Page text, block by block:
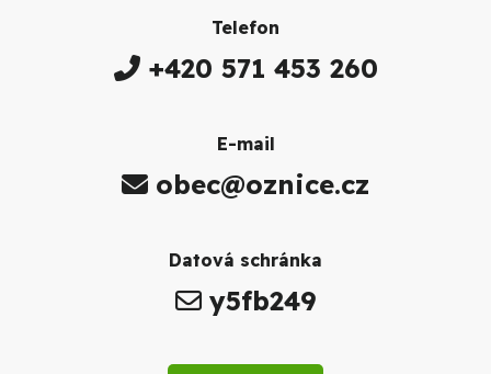
Telefon
+420 571 453 260
E-mail
obec@oznice.cz
Datová schránka
y5fb249